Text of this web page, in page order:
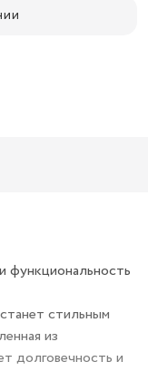
функциональность
стильным
из
долговечность и